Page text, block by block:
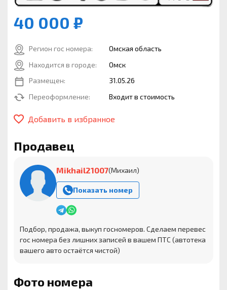
40 000 ₽
Регион гос номера:
Омская область
Находится в городе:
Омск
Размещен:
31.05.26
Переоформление:
Входит в стоимость
Добавить в избранное
Продавец
Mikhail21007(Михаил)
Показать номер
Подбор, продажа, выкуп госномеров. Сделаем перевес
гос номера без лишних записей в вашем ПТС (автотека
вашего авто остаётся чистой)
Фото номера